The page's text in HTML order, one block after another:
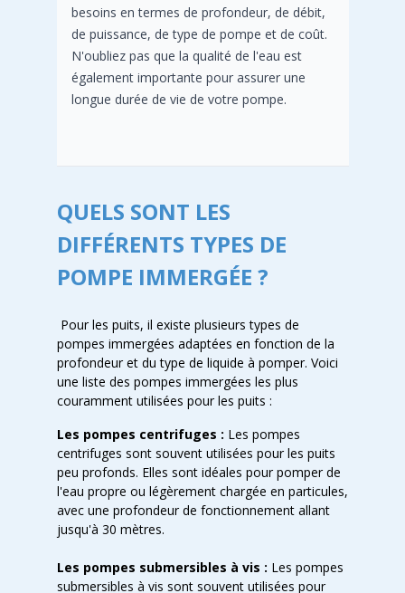
besoins en termes de profondeur, de débit,
de puissance, de type de pompe et de coût.
N'oubliez pas que la qualité de l'eau est
également importante pour assurer une
longue durée de vie de votre pompe.
QUELS SONT LES
DIFFÉRENTS TYPES DE
POMPE IMMERGÉE ?
Pour les puits, il existe plusieurs types de
pompes immergées adaptées en fonction de la
profondeur et du type de liquide à pomper. Voici
une liste des pompes immergées les plus
couramment utilisées pour les puits :
Les pompes centrifuges : Les pompes
centrifuges sont souvent utilisées pour les puits
peu profonds. Elles sont idéales pour pomper de
l'eau propre ou légèrement chargée en particules,
avec une profondeur de fonctionnement allant
jusqu'à 30 mètres.
Les pompes submersibles à vis : Les pompes
submersibles à vis sont souvent utilisées pour